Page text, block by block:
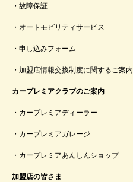
故障保証
オートモビリティサービス
申し込みフォーム
加盟店情報交換制度に関するご案内
カープレミアクラブのご案内
カープレミアディーラー
カープレミアガレージ
カープレミアあんしんショップ
加盟店の皆さま